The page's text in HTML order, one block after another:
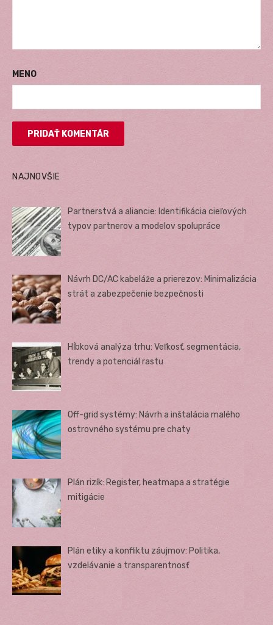
MENO
NAJNOVŠIE
Partnerstvá a aliancie: Identifikácia cieľových
typov partnerov a modelov spolupráce
Návrh DC/AC kabeláže a prierezov: Minimalizácia
strát a zabezpečenie bezpečnosti
Hĺbková analýza trhu: Veľkosť, segmentácia,
trendy a potenciál rastu
Off-grid systémy: Návrh a inštalácia malého
ostrovného systému pre chaty
Plán rizík: Register, heatmapa a stratégie
mitigácie
Plán etiky a konfliktu záujmov: Politika,
vzdelávanie a transparentnosť